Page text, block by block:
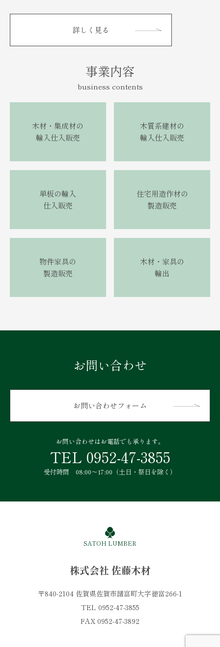
詳しく見る
事業内容
business contents
木材・集成材の
輸入仕入販売
木質系建材の
輸入仕入販売
単板の輸入
仕入販売
住宅用造作材の
製造販売
物件家具の
製造販売
木材・家具の
輸出
お問い合わせ
お問い合わせフォーム
お問い合わせはお電話でも承ります。
TEL 0952-47-3855
受付時間 08:00～17:00（土日・祭日を除く）
SATOH LUMBER
株式会社 佐藤木材
〒840-2104 佐賀県佐賀市諸富町大字徳富266-1
TEL 0952-47-3855
FAX 0952-47-3892